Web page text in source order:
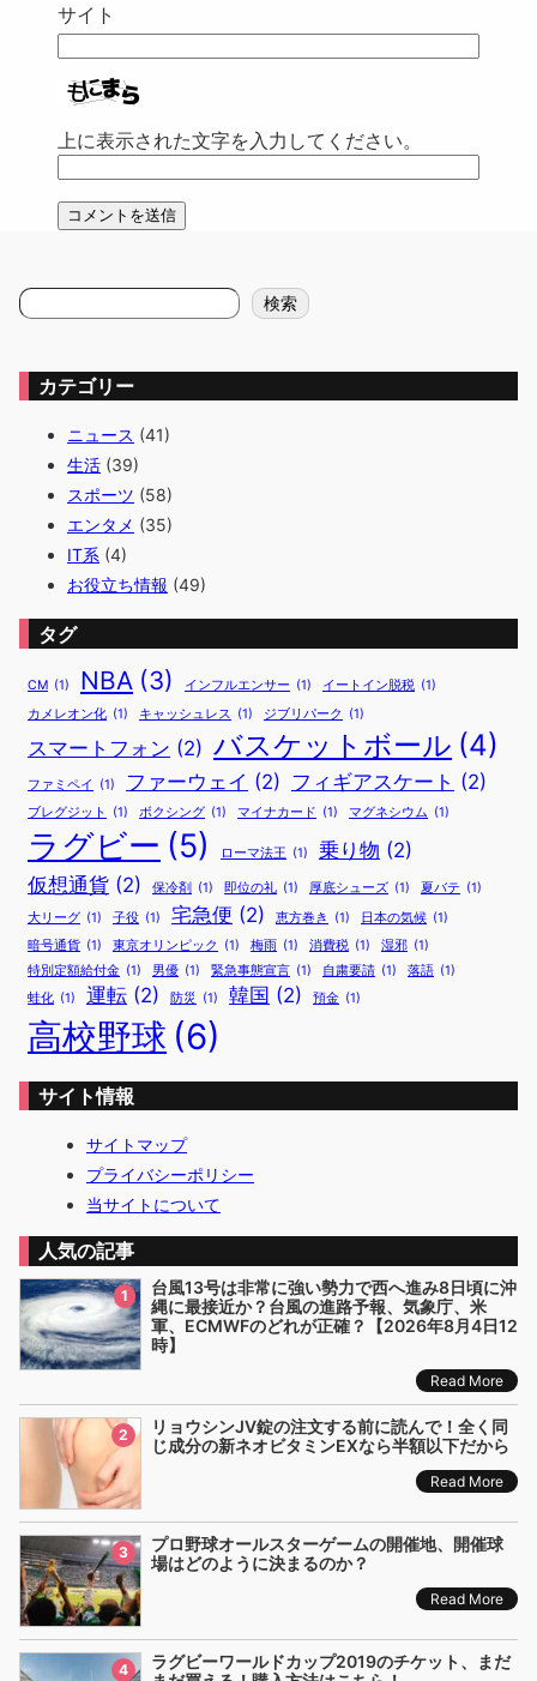
サイト
上に表示された文字を入力してください。
検
索
検索
カテゴリー
ニュース (41)
生活 (39)
スポーツ (58)
エンタメ (35)
IT系 (4)
お役立ち情報 (49)
タグ
CM (1) NBA (3) インフルエンサー (1) イートイン脱税 (1)
カメレオン化 (1) キャッシュレス (1) ジブリパーク (1)
スマートフォン (2) バスケットボール (4)
ファミペイ (1) ファーウェイ (2) フィギアスケート (2)
ブレグジット (1) ボクシング (1) マイナカード (1) マグネシウム (1)
ラグビー (5) ローマ法王 (1) 乗り物 (2)
仮想通貨 (2) 保冷剤 (1) 即位の礼 (1) 厚底シューズ (1) 夏バテ (1)
大リーグ (1) 子役 (1) 宅急便 (2) 恵方巻き (1) 日本の気候 (1)
暗号通貨 (1) 東京オリンピック (1) 梅雨 (1) 消費税 (1) 湿邪 (1)
特別定額給付金 (1) 男優 (1) 緊急事態宣言 (1) 自粛要請 (1) 落語 (1)
蛙化 (1) 運転 (2) 防災 (1) 韓国 (2) 預金 (1)
高校野球 (6)
サイト情報
サイトマップ
プライバシーポリシー
当サイトについて
人気の記事
1
台風13号は非常に強い勢力で西へ進み8日頃に沖
縄に最接近か？台風の進路予報、気象庁、米
軍、ECMWFのどれが正確？【2026年8月4日12
時】
Read More
2
リョウシンJV錠の注文する前に読んで！全く同
じ成分の新ネオビタミンEXなら半額以下だから
Read More
3
プロ野球オールスターゲームの開催地、開催球
場はどのように決まるのか？
Read More
4
ラグビーワールドカップ2019のチケット、まだ